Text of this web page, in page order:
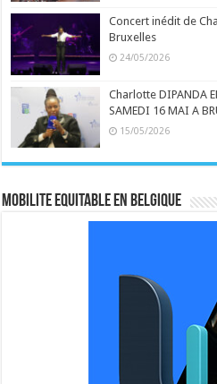
Concert inédit de
Bruxelles
24/05/2026
Charlotte DIPANDA
SAMEDI 16 MAI A
15/05/2026
MOBILITE EQUITABLE EN BELGIQUE